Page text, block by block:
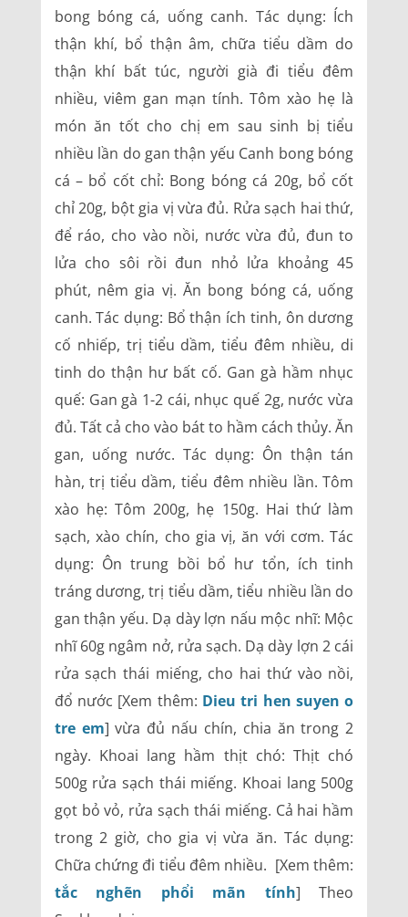
bong bóng cá, uống canh. Tác dụng: Ích
thận khí, bổ thận âm, chữa tiểu dầm do
thận khí bất túc, người già đi tiểu đêm
nhiều, viêm gan mạn tính. Tôm xào hẹ là
món ăn tốt cho chị em sau sinh bị tiểu
nhiều lần do gan thận yếu Canh bong bóng
cá – bổ cốt chỉ: Bong bóng cá 20g, bổ cốt
chỉ 20g, bột gia vị vừa đủ. Rửa sạch hai thứ,
để ráo, cho vào nồi, nước vừa đủ, đun to
lửa cho sôi rồi đun nhỏ lửa khoảng 45
phút, nêm gia vị. Ăn bong bóng cá, uống
canh. Tác dụng: Bổ thận ích tinh, ôn dương
cố nhiếp, trị tiểu dầm, tiểu đêm nhiều, di
tinh do thận hư bất cố. Gan gà hầm nhục
quế: Gan gà 1-2 cái, nhục quế 2g, nước vừa
đủ. Tất cả cho vào bát to hầm cách thủy. Ăn
gan, uống nước. Tác dụng: Ôn thận tán
hàn, trị tiểu dầm, tiểu đêm nhiều lần. Tôm
xào hẹ: Tôm 200g, hẹ 150g. Hai thứ làm
sạch, xào chín, cho gia vị, ăn với cơm. Tác
dụng: Ôn trung bồi bổ hư tổn, ích tinh
tráng dương, trị tiểu dầm, tiểu nhiều lần do
gan thận yếu. Dạ dày lợn nấu mộc nhĩ: Mộc
nhĩ 60g ngâm nở, rửa sạch. Dạ dày lợn 2 cái
rửa sạch thái miếng, cho hai thứ vào nồi,
đổ nước [Xem thêm: Dieu tri hen suyen o
tre em] vừa đủ nấu chín, chia ăn trong 2
ngày. Khoai lang hầm thịt chó: Thịt chó
500g rửa sạch thái miếng. Khoai lang 500g
gọt bỏ vỏ, rửa sạch thái miếng. Cả hai hầm
trong 2 giờ, cho gia vị vừa ăn. Tác dụng:
Chữa chứng đi tiểu đêm nhiều. [Xem thêm:
tắc nghẽn phổi mãn tính] Theo